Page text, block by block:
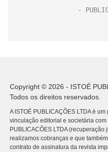
Copyright © 2026 - ISTOÉ
Todos os direitos reservados.
A ISTOÉ PUBLICAÇÕES LTDA é
vinculação editorial e societária com
PUBLICACÕES LTDA
realizamos cobranças e que
contrato de assinatura da revista